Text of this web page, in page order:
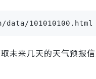
101010100.html
未来几天的天气预报